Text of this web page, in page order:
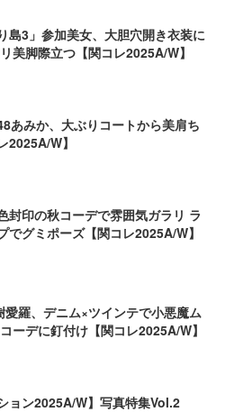
島3」参加美女、大胆穴開き衣装に
美脚際立つ【関コレ2025A/W】
あみか、大ぶりコートから美肩ち
2025A/W】
封印の秋コーデで雰囲気ガラリ ラ
でグミポーズ【関コレ2025A/W】
愛羅、デニム×ツインテで小悪魔ム
ーデに釘付け【関コレ2025A/W】
ョン2025A/W】写真特集Vol.2